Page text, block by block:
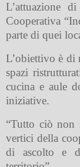
L’attuazione
Cooperativa
parte di quei
L’obiettivo è di
spazi
cucina e aule
iniziative.
“Tutto ciò non
vertici della
di ascolto e